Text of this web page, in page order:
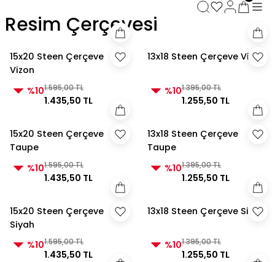
3000 TL ve Üzeri Alışverişlerde Kargo Bedava! 2
3000 TL ve Üzeri Alışverişlerde Kargo Bedava!
3000 TL ve Üzeri Alışverişlerde Kargo Bedava!
Resim Çerçevesi
15x20 Steen Çerçeve
Vizon
%101.595,00 TL
1.435,50 TL
13x18 Steen Çerçeve Vizon
%101.395,00 TL
1.255,50 TL
15x20 Steen Çerçeve
Taupe
%101.595,00 TL
1.435,50 TL
13x18 Steen Çerçeve
Taupe
%101.395,00 TL
1.255,50 TL
15x20 Steen Çerçeve
Siyah
%101.595,00 TL
1.435,50 TL
13x18 Steen Çerçeve Siyah
%101.395,00 TL
1.255,50 TL